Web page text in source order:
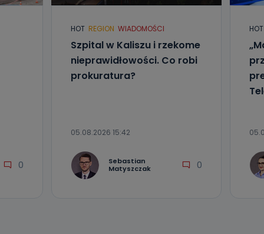
0
HOT REGION WIADOMOŚCI
Szpital w Kaliszu i rzekome
nieprawidłowości. Co robi
prokuratura?
05.08.2026 15:42
Sebastian
Matyszczak
0
HOT